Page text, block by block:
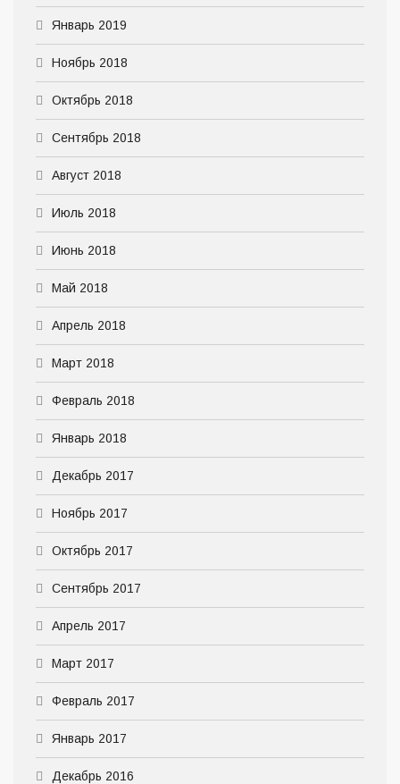
Январь 2019
Ноябрь 2018
Октябрь 2018
Сентябрь 2018
Август 2018
Июль 2018
Июнь 2018
Май 2018
Апрель 2018
Март 2018
Февраль 2018
Январь 2018
Декабрь 2017
Ноябрь 2017
Октябрь 2017
Сентябрь 2017
Апрель 2017
Март 2017
Февраль 2017
Январь 2017
Декабрь 2016